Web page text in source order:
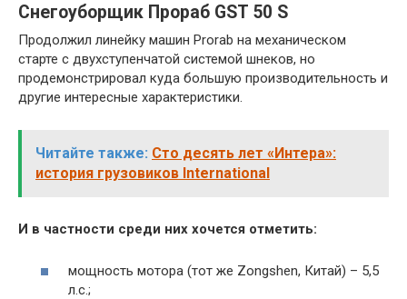
Снегоуборщик Прораб GST 50 S
Продолжил линейку машин Prorab на механическом
старте с двухступенчатой системой шнеков, но
продемонстрировал куда большую производительность и
другие интересные характеристики.
Читайте также: Сто десять лет «Интера»:
история грузовиков International
И в частности среди них хочется отметить:
мощность мотора (тот же Zongshen, Китай) – 5,5
л.с.;